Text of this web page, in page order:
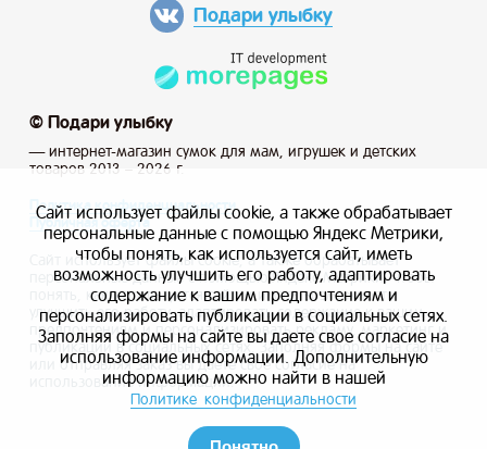
© Подари улыбку
— интернет-магазин сумок для мам, игрушек и детских
товаров 2013 – 2026 г.
Подари улыбку
Политика конфиденциальности
Публичная оферта
Сайт использует файлы cookie, а также обрабатывает
персональные данные с помощью Яндекс Метрики, чтобы
понять, как используется сайт, и иметь возможность
улучшить его работу, адаптировать содержание к вашим
предпочтениям и персонализировать рекламу, маркетинг и
публикации в социальных сетях. Заполняя формы на сайте
или отправляя заказ вы даете свое согласие на
использование информации.
Сайт использует файлы cookie, а также обрабатывает
персональные данные с помощью Яндекс Метрики,
чтобы понять, как используется сайт, иметь
возможность улучшить его работу, адаптировать
содержание к вашим предпочтениям и
персонализировать публикации в социальных сетях.
Заполняя формы на сайте вы даете свое согласие на
использование информации. Дополнительную
информацию можно найти в нашей
Политике конфиденциальности